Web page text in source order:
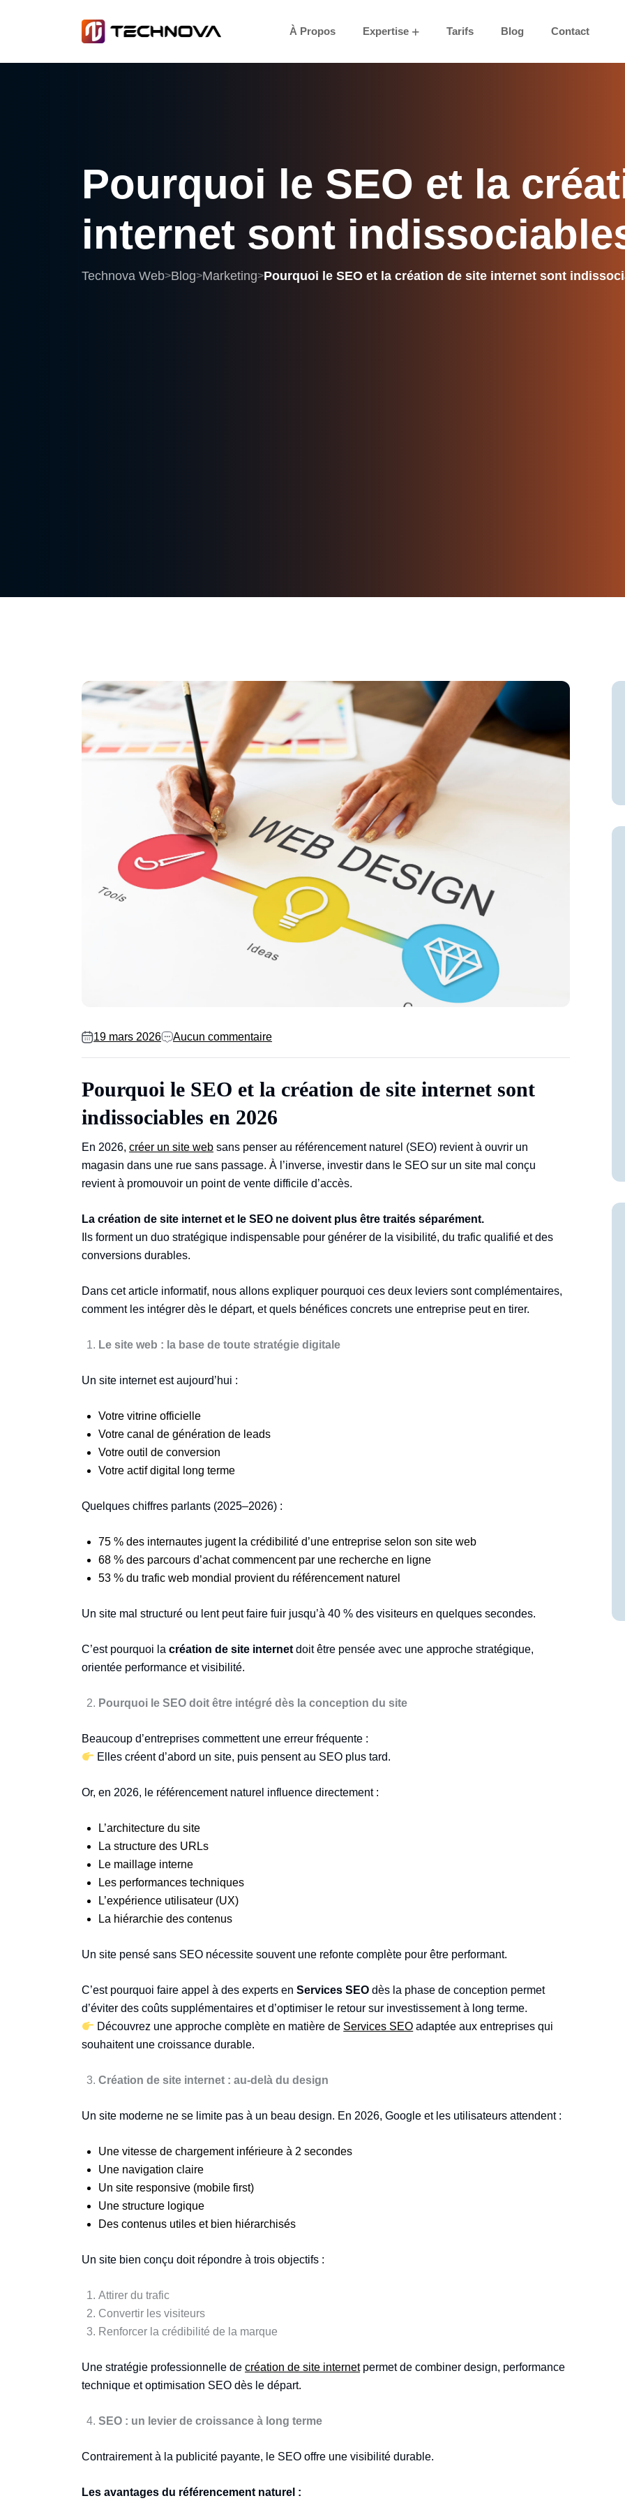
À Propos Expertise Tarifs Blog Contact
Pourquoi le SEO et la
internet sont
Technova Web>Blog>Marketing>Pourquoi le SEO et la création de site internet sont
19 mars 2026 Aucun commentaire
Pourquoi le SEO et la création de site internet sont
indissociables en 2026
En 2026, créer un site web sans penser au référencement naturel (SEO) revient à ouvrir un
magasin dans une rue sans passage. À l’inverse, investir dans le SEO sur un site mal conçu
revient à promouvoir un point de vente difficile d’accès.
La création de site internet et le SEO ne doivent plus être traités séparément.
Ils forment un duo stratégique indispensable pour générer de la visibilité, du trafic qualifié et des
conversions durables.
Dans cet article informatif, nous allons expliquer pourquoi ces deux leviers sont complémentaires,
comment les intégrer dès le départ, et quels bénéfices concrets une entreprise peut en tirer.
Le site web : la base de toute stratégie digitale
Un site internet est aujourd’hui :
Votre vitrine officielle
Votre canal de génération de leads
Votre outil de conversion
Votre actif digital long terme
Quelques chiffres parlants (2025–2026) :
75 % des internautes jugent la crédibilité d’une entreprise selon son site web
68 % des parcours d’achat commencent par une recherche en ligne
53 % du trafic web mondial provient du référencement naturel
Un site mal structuré ou lent peut faire fuir jusqu’à 40 % des visiteurs en quelques secondes.
C’est pourquoi la création de site internet doit être pensée avec une approche stratégique,
orientée performance et visibilité.
Pourquoi le SEO doit être intégré dès la conception du site
Beaucoup d’entreprises commettent une erreur fréquente :
Elles créent d’abord un site, puis pensent au SEO plus tard.
Or, en 2026, le référencement naturel influence directement :
L’architecture du site
La structure des URLs
Le maillage interne
Les performances techniques
L’expérience utilisateur (UX)
La hiérarchie des contenus
Un site pensé sans SEO nécessite souvent une refonte complète pour être performant.
C’est pourquoi faire appel à des experts en Services SEO dès la phase de conception permet
d’éviter des coûts supplémentaires et d’optimiser le retour sur investissement à long terme.
Découvrez une approche complète en matière de Services SEO adaptée aux entreprises qui
souhaitent une croissance durable.
Création de site internet : au-delà du design
Un site moderne ne se limite pas à un beau design. En 2026, Google et les utilisateurs attendent :
Une vitesse de chargement inférieure à 2 secondes
Une navigation claire
Un site responsive (mobile first)
Une structure logique
Des contenus utiles et bien hiérarchisés
Un site bien conçu doit répondre à trois objectifs :
Attirer du trafic
Convertir les visiteurs
Renforcer la crédibilité de la marque
Une stratégie professionnelle de création de site internetpermet de combiner design, performance
technique et optimisation SEO dès le départ.
SEO : un levier de croissance à long terme
Contrairement à la publicité payante, le SEO offre une visibilité durable.
Les avantages du référencement naturel :